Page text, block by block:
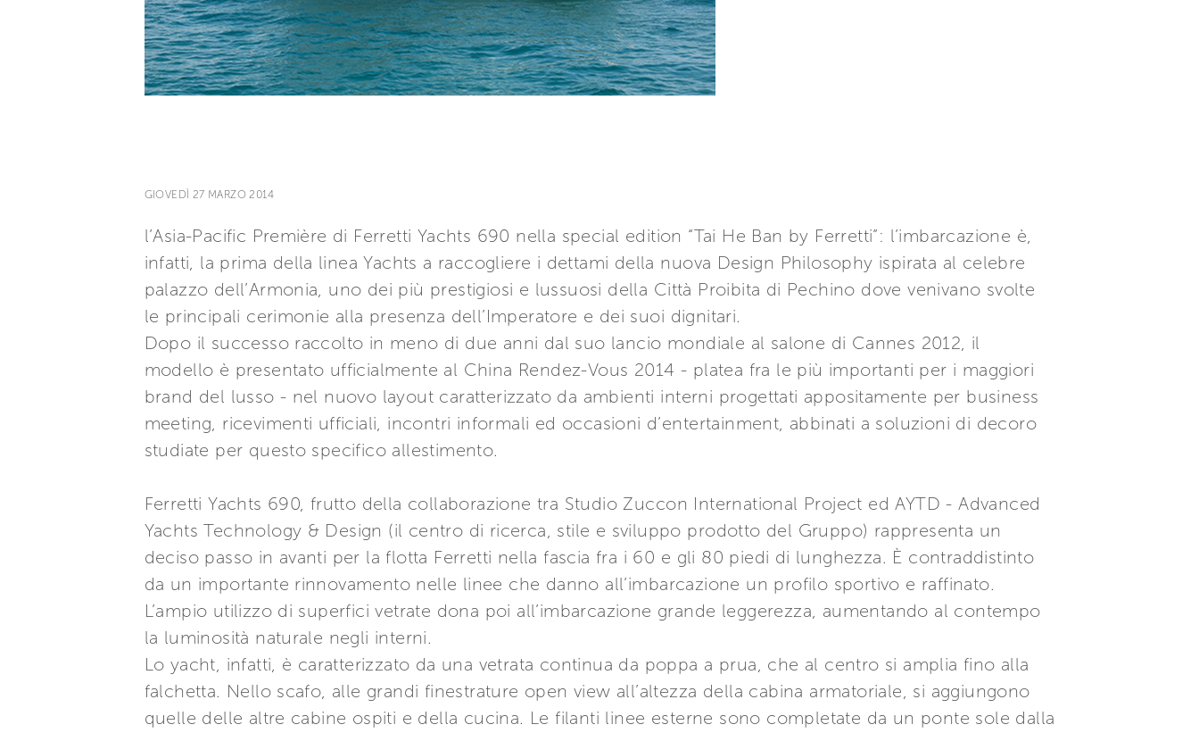
GIOVEDÌ 27 MARZO 2014
l’Asia-Pacific Première di Ferretti Yachts 690 nella special edition “Tai He Ban by Ferretti”: l’imbarcazione è,
infatti, la prima della linea Yachts a raccogliere i dettami della nuova Design Philosophy ispirata al celebre
palazzo dell’Armonia, uno dei più prestigiosi e lussuosi della Città Proibita di Pechino dove venivano svolte
le principali cerimonie alla presenza dell’Imperatore e dei suoi dignitari.
Dopo il successo raccolto in meno di due anni dal suo lancio mondiale al salone di Cannes 2012, il
modello è presentato ufficialmente al China Rendez-Vous 2014 - platea fra le più importanti per i maggiori
brand del lusso - nel nuovo layout caratterizzato da ambienti interni progettati appositamente per business
meeting, ricevimenti ufficiali, incontri informali ed occasioni d’entertainment, abbinati a soluzioni di decoro
studiate per questo specifico allestimento.
Ferretti Yachts 690, frutto della collaborazione tra Studio Zuccon International Project ed AYTD - Advanced
Yachts Technology & Design (il centro di ricerca, stile e sviluppo prodotto del Gruppo) rappresenta un
deciso passo in avanti per la flotta Ferretti nella fascia fra i 60 e gli 80 piedi di lunghezza. È contraddistinto
da un importante rinnovamento nelle linee che danno all’imbarcazione un profilo sportivo e raffinato.
L’ampio utilizzo di superfici vetrate dona poi all’imbarcazione grande leggerezza, aumentando al contempo
la luminosità naturale negli interni.
Lo yacht, infatti, è caratterizzato da una vetrata continua da poppa a prua, che al centro si amplia fino alla
falchetta. Nello scafo, alle grandi finestrature open view all’altezza della cabina armatoriale, si aggiungono
quelle delle altre cabine ospiti e della cucina. Le filanti linee esterne sono completate da un ponte sole dalla